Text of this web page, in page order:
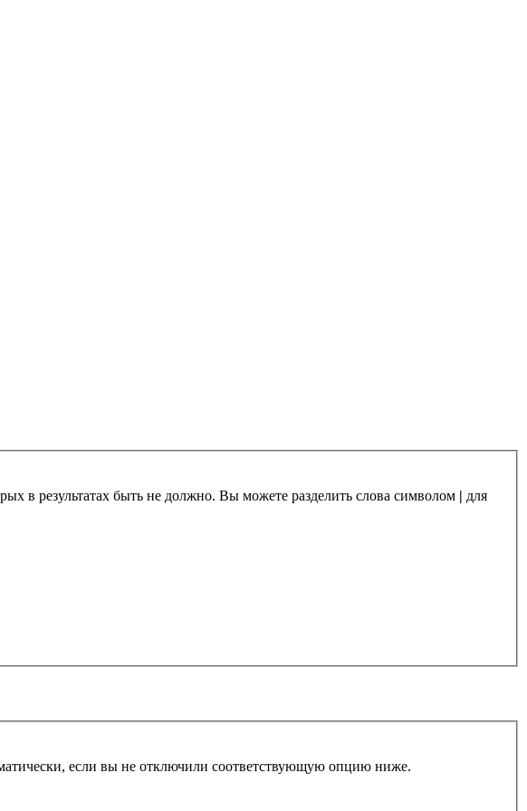
в результатах быть не должно. Вы можете разделить слова символом | для
если вы не отключили соответствующую опцию ниже.